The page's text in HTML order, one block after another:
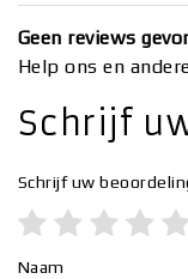
Geen reviews
Help ons en
Schrijf
Schrijf uw
Naam